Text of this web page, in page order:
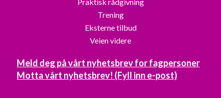
Trening
Eksterne tilbud
Veien videre
Meld deg på vårt nyhetsbrev for fagpersoner
Motta vårt nyhetsbrev! (Fyll inn e-post)